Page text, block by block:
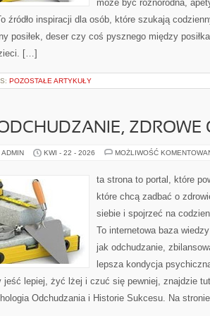
może być różnorodna,
źródło inspiracji dla osób, które szukają
posiłek, deser czy coś pysznego między
[…]
POZOSTAŁE ARTYKUŁY
ZDROWE
KWI - 22 - 2026 MOŻLIWOŚĆ
ta strona to portal, które
które chcą zadbać o
siebie i spojrzeć na
To internetowa baza
jak odchudzanie,
lepsza kondycja
jeść lepiej, żyć lżej i czuć się pewniej, znajdzie
Odchudzania i Historie Sukcesu. Na